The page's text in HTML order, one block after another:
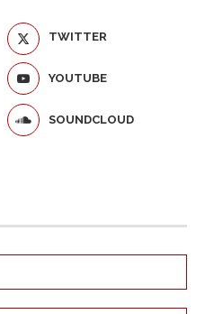
TWITTER
YOUTUBE
SOUNDCLOUD